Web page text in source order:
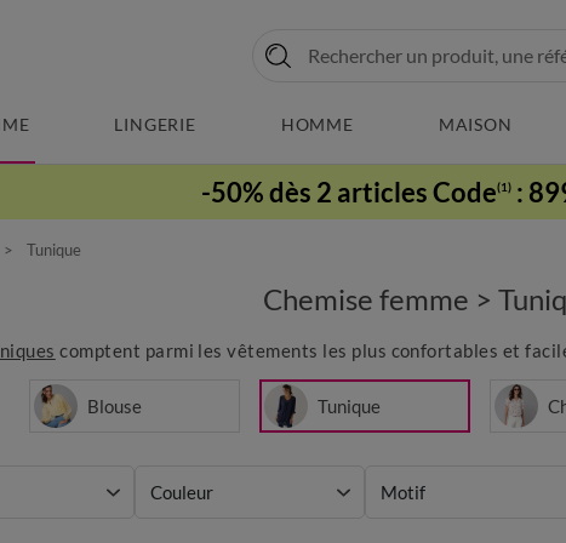
LINGERIE HOMME MAISON
-50% dès 2 articles Code(1) :
Tunique
Chemise femme >
comptent parmi les vêtements les plus confortables et
Blouse Tunique
Couleur Motif